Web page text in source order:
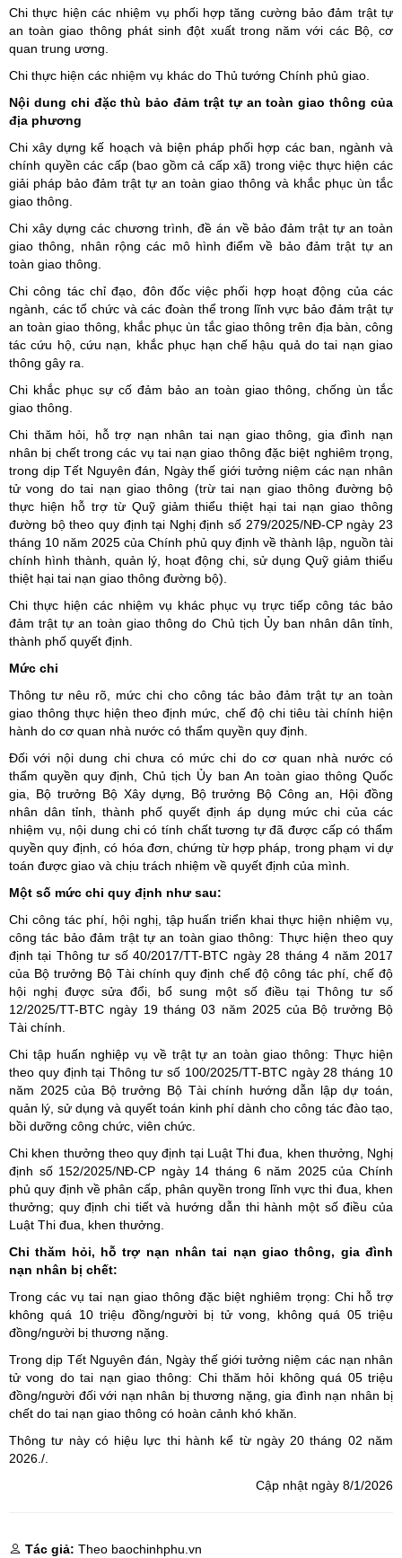
Chi thực hiện các nhiệm vụ phối hợp tăng cường bảo đảm trật tự
an toàn giao thông phát sinh đột xuất trong năm với các Bộ, cơ
quan trung ương.
Chi thực hiện các nhiệm vụ khác do Thủ tướng Chính phủ giao.
Nội dung chi đặc thù bảo đảm trật tự an toàn giao thông của
địa phương
Chi xây dựng kế hoạch và biện pháp phối hợp các ban, ngành và
chính quyền các cấp (bao gồm cả cấp xã) trong việc thực hiện các
giải pháp bảo đảm trật tự an toàn giao thông và khắc phục ùn tắc
giao thông.
Chi xây dựng các chương trình, đề án về bảo đảm trật tự an toàn
giao thông, nhân rộng các mô hình điểm về bảo đảm trật tự an
toàn giao thông.
Chi công tác chỉ đạo, đôn đốc việc phối hợp hoạt động của các
ngành, các tổ chức và các đoàn thể trong lĩnh vực bảo đảm trật tự
an toàn giao thông, khắc phục ùn tắc giao thông trên địa bàn, công
tác cứu hộ, cứu nạn, khắc phục hạn chế hậu quả do tai nạn giao
thông gây ra.
Chi khắc phục sự cố đảm bảo an toàn giao thông, chống ùn tắc
giao thông.
Chi thăm hỏi, hỗ trợ nạn nhân tai nạn giao thông, gia đình nạn
nhân bị chết trong các vụ tai nạn giao thông đặc biệt nghiêm trọng,
trong dịp Tết Nguyên đán, Ngày thế giới tưởng niệm các nạn nhân
tử vong do tai nạn giao thông (trừ tai nạn giao thông đường bộ
thực hiện hỗ trợ từ Quỹ giảm thiểu thiệt hại tai nạn giao thông
đường bộ theo quy định tại Nghị định số 279/2025/NĐ-CP ngày 23
tháng 10 năm 2025 của Chính phủ quy định về thành lập, nguồn tài
chính hình thành, quản lý, hoạt động chi, sử dụng Quỹ giảm thiểu
thiệt hại tai nạn giao thông đường bộ).
Chi thực hiện các nhiệm vụ khác phục vụ trực tiếp công tác bảo
đảm trật tự an toàn giao thông do Chủ tịch Ủy ban nhân dân tỉnh,
thành phố quyết định.
Mức chi
Thông tư nêu rõ, mức chi cho công tác bảo đảm trật tự an toàn
giao thông thực hiện theo định mức, chế độ chi tiêu tài chính hiện
hành do cơ quan nhà nước có thẩm quyền quy định.
Đối với nội dung chi chưa có mức chi do cơ quan nhà nước có
thẩm quyền quy định, Chủ tịch Ủy ban An toàn giao thông Quốc
gia, Bộ trưởng Bộ Xây dựng, Bộ trưởng Bộ Công an, Hội đồng
nhân dân tỉnh, thành phố quyết định áp dụng mức chi của các
nhiệm vụ, nội dung chi có tính chất tương tự đã được cấp có thẩm
quyền quy định, có hóa đơn, chứng từ hợp pháp, trong phạm vi dự
toán được giao và chịu trách nhiệm về quyết định của mình.
Một số mức chi quy định như sau:
Chi công tác phí, hội nghị, tập huấn triển khai thực hiện nhiệm vụ,
công tác bảo đảm trật tự an toàn giao thông: Thực hiện theo quy
định tại Thông tư số 40/2017/TT-BTC ngày 28 tháng 4 năm 2017
của Bộ trưởng Bộ Tài chính quy định chế độ công tác phí, chế độ
hội nghị được sửa đổi, bổ sung một số điều tại Thông tư số
12/2025/TT-BTC ngày 19 tháng 03 năm 2025 của Bộ trưởng Bộ
Tài chính.
Chi tập huấn nghiệp vụ về trật tự an toàn giao thông: Thực hiện
theo quy định tại Thông tư số 100/2025/TT-BTC ngày 28 tháng 10
năm 2025 của Bộ trưởng Bộ Tài chính hướng dẫn lập dự toán,
quản lý, sử dụng và quyết toán kinh phí dành cho công tác đào tạo,
bồi dưỡng công chức, viên chức.
Chi khen thưởng theo quy định tại Luật Thi đua, khen thưởng, Nghị
định số 152/2025/NĐ-CP ngày 14 tháng 6 năm 2025 của Chính
phủ quy định về phân cấp, phân quyền trong lĩnh vực thi đua, khen
thưởng; quy định chi tiết và hướng dẫn thi hành một số điều của
Luật Thi đua, khen thưởng.
Chi thăm hỏi, hỗ trợ nạn nhân tai nạn giao thông, gia đình
nạn nhân bị chết:
Trong các vụ tai nạn giao thông đặc biệt nghiêm trọng: Chi hỗ trợ
không quá 10 triệu đồng/người bị tử vong, không quá 05 triệu
đồng/người bị thương nặng.
Trong dịp Tết Nguyên đán, Ngày thế giới tưởng niệm các nạn nhân
tử vong do tai nạn giao thông: Chi thăm hỏi không quá 05 triệu
đồng/người đối với nạn nhân bị thương nặng, gia đình nạn nhân bị
chết do tai nạn giao thông có hoàn cảnh khó khăn.
Thông tư này có hiệu lực thi hành kể từ ngày 20 tháng 02 năm
2026./.
Cập nhật ngày 8/1/2026
Tác giả: Theo baochinhphu.vn